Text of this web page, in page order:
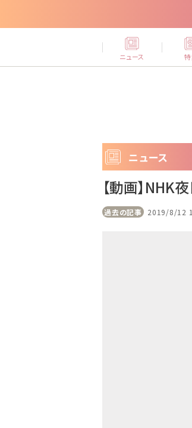
ニュース
ニュース
【動画】NHK
過去の記事 2019/8/12